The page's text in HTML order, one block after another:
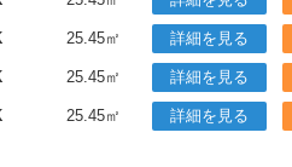
25.45㎡ 詳細を見る
25.45㎡ 詳細を見る
25.45㎡ 詳細を見る